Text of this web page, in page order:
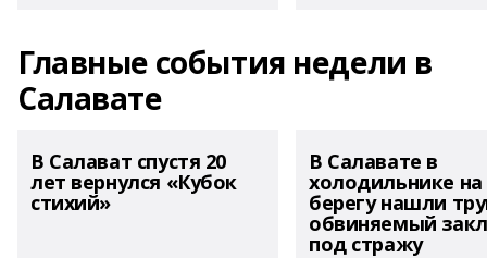
Главные события недели в
Салавате
В Салават спустя 20
лет вернулся «Кубок
стихий»
В Салавате в
холодильнике на
берегу нашли
обвиняемый
под стражу